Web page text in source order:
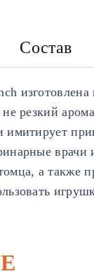
Состав
резкий
имитирует
а также